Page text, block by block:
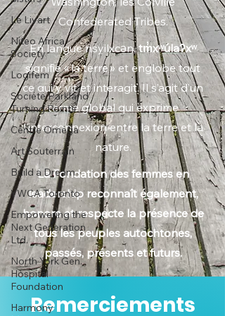
Le Livart
Niteo Africa
Society
Logifem
Société Parkland
Turning Points
Centre Oméga
Art Souterrain
Build a Dream
YWCA Toronto
Empowering the
Next Generation
Ltd.
North York Gen.
Hospital
Foundation
Harmony
Confederated Tribes.
En langue nsyilxcən,tm̓xʷúlaʔxʷ
signifie « la terre » et englobe tout
ce qui y vit et interagit. Il s’agit d’un
terme global qui exprime
l’interconnexion entre la terre et la
nature.
La Fondation des femmes en
leadership reconnaît également,
honore et respecte la présence de
tous les peuples autochtones,
passés, présents et futurs.
Remerciements